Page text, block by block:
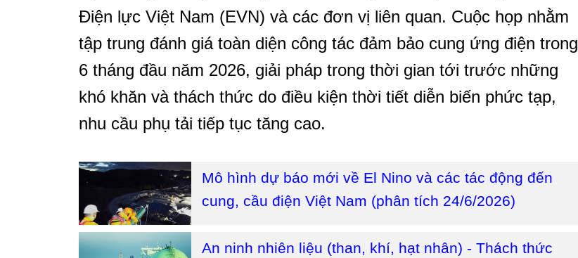
Điện lực Việt Nam (EVN) và các đơn vị liên quan. Cuộc họp nhằm
tập trung đánh giá toàn diện công tác đảm bảo cung ứng điện trong
6 tháng đầu năm 2026, giải pháp trong thời gian tới trước những
khó khăn và thách thức do điều kiện thời tiết diễn biến phức tạp,
nhu cầu phụ tải tiếp tục tăng cao.
Mô hình dự báo mới về El Nino và các tác động đến
cung, cầu điện Việt Nam (phân tích 24/6/2026)
An ninh nhiên liệu (than, khí, hạt nhân) - Thách thức